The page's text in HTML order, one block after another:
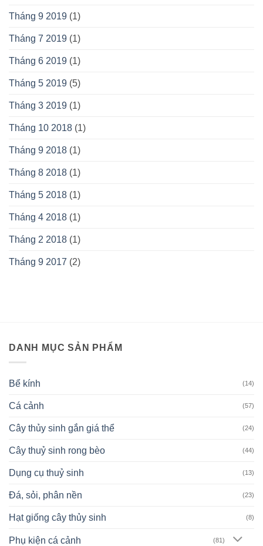
Tháng 9 2019 (1)
Tháng 7 2019 (1)
Tháng 6 2019 (1)
Tháng 5 2019 (5)
Tháng 3 2019 (1)
Tháng 10 2018 (1)
Tháng 9 2018 (1)
Tháng 8 2018 (1)
Tháng 5 2018 (1)
Tháng 4 2018 (1)
Tháng 2 2018 (1)
Tháng 9 2017 (2)
DANH MỤC SẢN PHẨM
Bể kính (14)
Cá cảnh (57)
Cây thủy sinh gắn giá thể (24)
Cây thuỷ sinh rong bèo (44)
Dụng cụ thuỷ sinh (13)
Đá, sỏi, phân nền (23)
Hạt giống cây thủy sinh (8)
Phụ kiện cá cảnh (81)